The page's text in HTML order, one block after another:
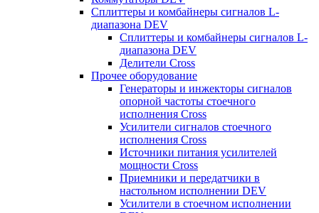
Сплиттеры и комбайнеры сигналов L-
диапазона DEV
Сплиттеры и комбайнеры сигналов L-
диапазона DEV
Делители Cross
Прочее оборудование
Генераторы и инжекторы сигналов
опорной частоты стоечного
исполнения Cross
Усилители сигналов стоечного
исполнения Cross
Источники питания усилителей
мощности Cross
Приемники и передатчики в
настольном исполнении DEV
Усилители в стоечном исполнении